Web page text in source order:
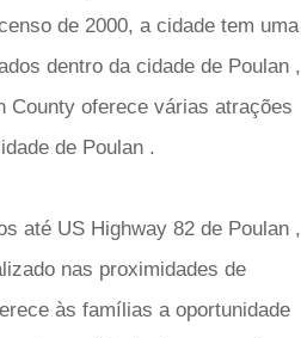
de 2000, a cidade tem uma
dentro da cidade de Poulan ,
County oferece várias atrações
de Poulan .
até US Highway 82 de Poulan ,
nas proximidades de
às famílias a oportunidade